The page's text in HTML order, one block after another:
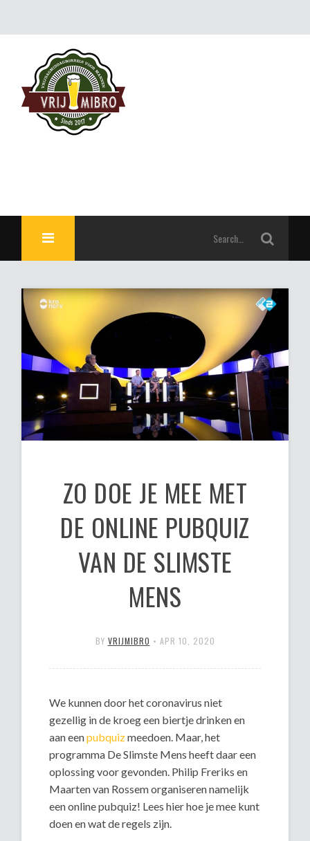
ZO DOE JE MEE MET
DE ONLINE PUBQUIZ
VAN DE SLIMSTE
MENS
BY VRIJMIBRO • APR 10, 2020
We kunnen door het coronavirus niet
gezellig in de kroeg een biertje drinken en
aan eenpubquizmeedoen. Maar, het
programma De Slimste Mens heeft daar een
oplossing voor gevonden. Philip Freriks en
Maarten van Rossem organiseren namelijk
een online pubquiz! Lees hier hoe je mee kunt
doen en wat de regels zijn.